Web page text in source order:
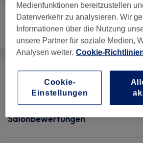
Friseur Nägel
Nagelmodellage
Salonbewertungen
Medienfunktionen bereitzustellen
Datenverkehr zu analysieren. Wir
Informationen über die Nutzung
unsere Partner für soziale Medien,
Analysen weiter. Cookie-
Cookie-
Einstellungen